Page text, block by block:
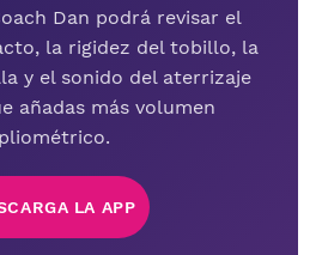
Dan podrá revisar el
la rigidez del tobillo, la
y el sonido del aterrizaje
añadas más volumen
pliométrico.
LA APP